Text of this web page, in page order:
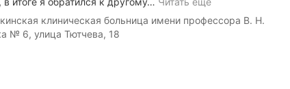
клиническая больница имени профессора В. Н.
№ 6, улица Тютчева, 18